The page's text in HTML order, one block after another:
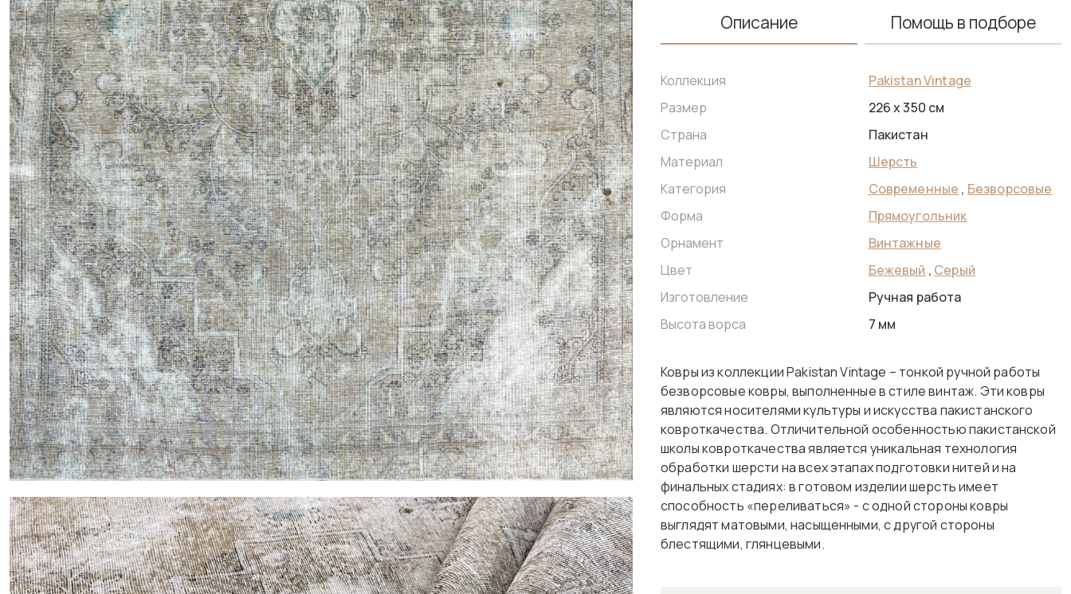
Описание Помощь в подборе
Коллекция
Pakistan Vintage
Размер
226 x 350 см
Страна
Пакистан
Материал
Шерсть
Категория
Современные , Безворсовые
Форма
Прямоугольник
Орнамент
Винтажные
Цвет
Бежевый , Серый
Изготовление
Ручная работа
Высота ворса
7 мм
Ковры из коллекции Pakistan Vintage – тонкой ручной работы
безворсовые ковры, выполненные в стиле винтаж. Эти ковры
являются носителями культуры и искусства пакистанского
ковроткачества. Отличительной особенностью пакистанской
школы ковроткачества является уникальная технология
обработки шерсти на всех этапах подготовки нитей и на
финальных стадиях: в готовом изделии шерсть имеет
способность «переливаться» - с одной стороны ковры
выглядят матовыми, насыщенными, с другой стороны
блестящими, глянцевыми.